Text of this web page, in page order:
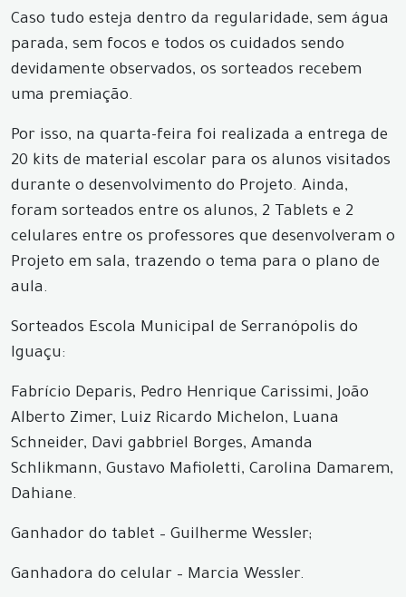
Caso tudo esteja dentro da regularidade, sem água
parada, sem focos e todos os cuidados sendo
devidamente observados, os sorteados recebem
uma premiação.
Por isso, na quarta-feira foi realizada a entrega de
20 kits de material escolar para os alunos visitados
durante o desenvolvimento do Projeto. Ainda,
foram sorteados entre os alunos, 2 Tablets e 2
celulares entre os professores que desenvolveram o
Projeto em sala, trazendo o tema para o plano de
aula.
Sorteados Escola Municipal de Serranópolis do
Iguaçu:
Fabrício Deparis, Pedro Henrique Carissimi, João
Alberto Zimer, Luiz Ricardo Michelon, Luana
Schneider, Davi gabbriel Borges, Amanda
Schlikmann, Gustavo Mafioletti, Carolina Damarem,
Dahiane.
Ganhador do tablet – Guilherme Wessler;
Ganhadora do celular – Marcia Wessler.